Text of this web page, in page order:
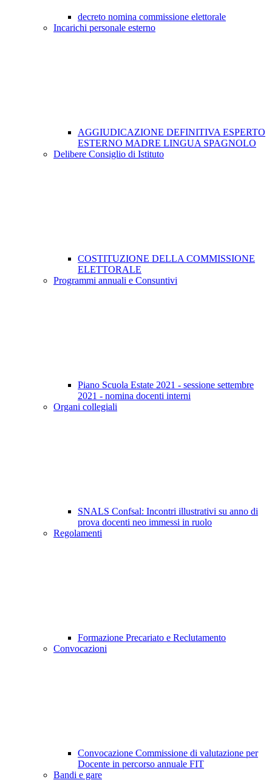
decreto nomina commissione elettorale
Incarichi personale esterno
AGGIUDICAZIONE DEFINITIVA ESPERTO
ESTERNO MADRE LINGUA SPAGNOLO
Delibere Consiglio di Istituto
COSTITUZIONE DELLA COMMISSIONE
ELETTORALE
Programmi annuali e Consuntivi
Piano Scuola Estate 2021 - sessione settembre
2021 - nomina docenti interni
Organi collegiali
SNALS Confsal: Incontri illustrativi su anno di
prova docenti neo immessi in ruolo
Regolamenti
Formazione Precariato e Reclutamento
Convocazioni
Convocazione Commissione di valutazione per
Docente in percorso annuale FIT
Bandi e gare